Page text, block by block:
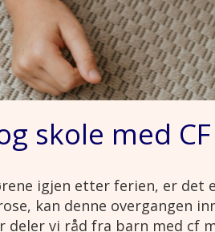
skole med CF
igjen etter ferien, er
kan denne overgangen
deler vi råd fra barn med cf